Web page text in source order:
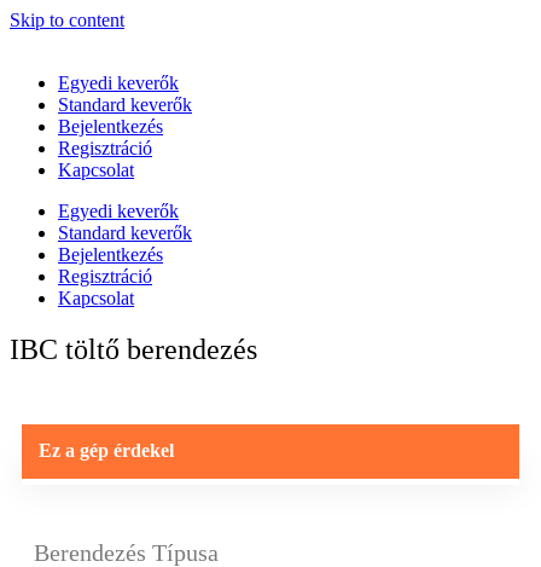
Skip to content
Egyedi keverők
Standard keverők
Bejelentkezés
Regisztráció
Kapcsolat
Egyedi keverők
Standard keverők
Bejelentkezés
Regisztráció
Kapcsolat
IBC töltő berendezés
Ez a gép érdekel
Berendezés Típusa